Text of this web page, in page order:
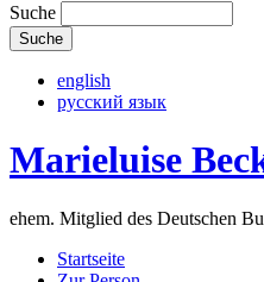
Suche
english
русский язык
Marieluise
ehem. Mitglied des Deutschen
Startseite